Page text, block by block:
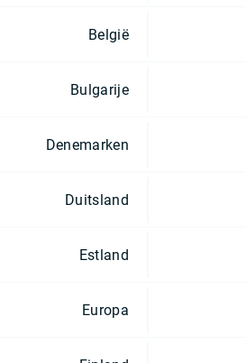
België
Bulgarije
Denemarken
Duitsland
Estland
Europa